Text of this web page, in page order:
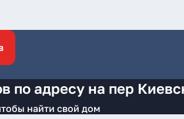
по адресу на пер
найти свой дом